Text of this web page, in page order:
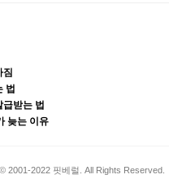
짐
법
받는 법
늦는 이유
2001-2022 핏베럴. All Rights Reserved.